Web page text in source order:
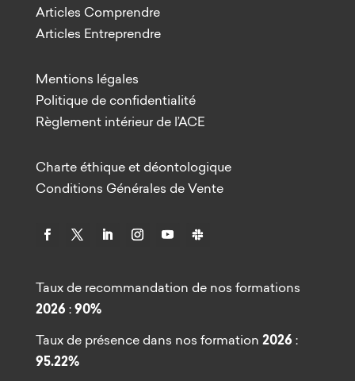
Articles Comprendre
Articles Entreprendre
Mentions légales
Politique de confidentialité
Règlement intérieur de l’ACE
Charte éthique et déontologique
Conditions Générales de Vente
Taux de recommandation de nos formations
2026 :90%
Taux de présence dans nos formation 2026 :
95.22%